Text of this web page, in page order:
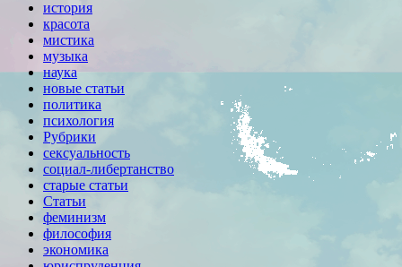
история
красота
мистика
музыка
наука
новые статьи
политика
психология
Рубрики
сексуальность
социал-либертанство
старые статьи
Статьи
феминизм
философия
экономика